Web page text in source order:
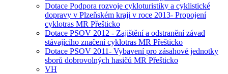
Dotace Podpora rozvoje cykloturistiky a cyklistické
dopravy v Plzeňském kraji v roce 2013- Propojení
cyklotras MR Přešticko
Dotace PSOV 2012 - Zajištění a odstranění závad
stávajícího značení cyklotras MR Přešticko
Dotace PSOV 2011- Vybavení pro zásahové jednotky
sborů dobrovolných hasičů MR Přešticko
VH